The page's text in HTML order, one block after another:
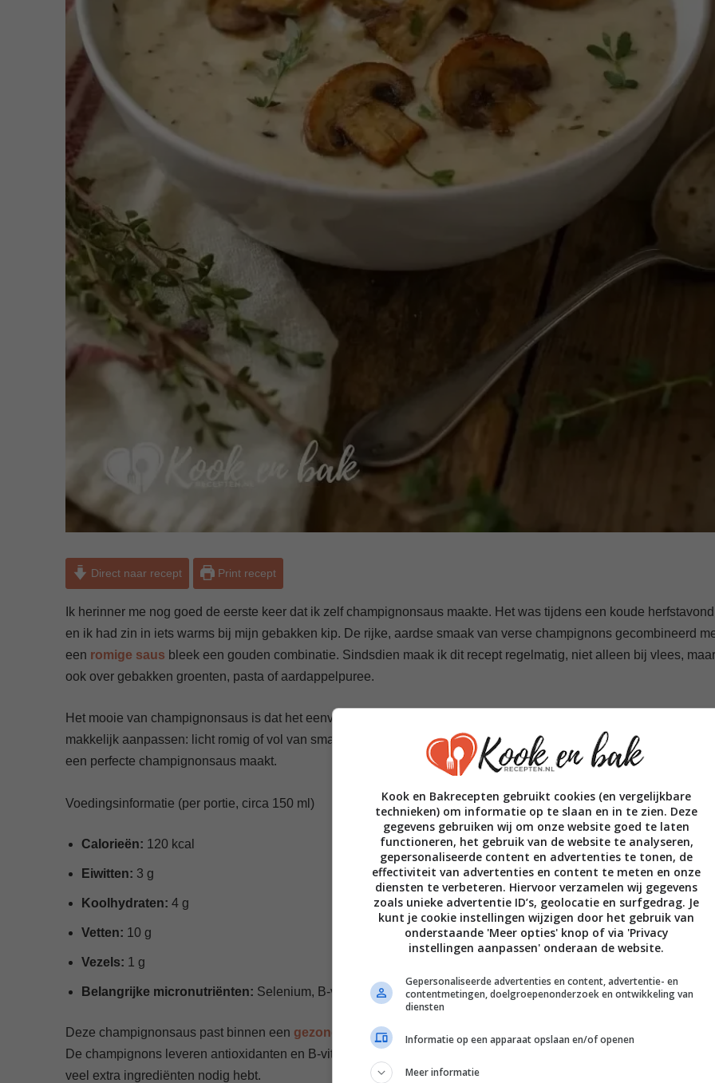
Direct naar recept Print recept
Ik herinner me nog goed de eerste keer dat ik zelf champignonsaus maakte. Het was tijdens een koude
en ik had zin in iets warms bij mijn gebakken kip. De rijke, aardse smaak van verse champignons gecombineerd
een romige saus bleek een gouden combinatie. Sindsdien maak ik dit recept regelmatig, niet alleen bij vlees, maar
ook over gebakken groenten, pasta of aardappelpuree.
Het mooie van champignonsaus is dat het eenvoudig is, snel klaar en altijd indruk maakt. Bovendien kun je het
makkelijk aanpassen: licht romig of vol van smaak, met of zonder room. In dit recept laat ik zien hoe je in 20
een perfecte champignonsaus maakt.
Voedingsinformatie (per portie, circa 150 ml)
Calorieën: 120 kcal
Eiwitten: 3 g
Koolhydraten: 4 g
Vetten: 10 g
Vezels: 1 g
Belangrijke micronutriënten: Selenium, B-vitamines, vitamine D
Deze champignonsaus past binnen een gezond dieetals smaakmaker bij mager vlees, groenten of volkoren
De champignons leveren antioxidanten en B-vitamines, terwijl de room zorgt voor een romige textuur zonder dat je
veel extra ingrediënten nodig hebt.
Kook en Bakrecepten gebruikt cookies (en vergelijkbare
technieken) om informatie op te slaan en in te zien. Deze
gegevens gebruiken wij om onze website goed te laten
functioneren, het gebruik van de website te analyseren,
gepersonaliseerde content en advertenties te tonen, de
effectiviteit van advertenties en content te meten en onze
diensten te verbeteren. Hiervoor verzamelen wij gegevens
zoals unieke advertentie ID’s, geolocatie en surfgedrag. Je
kunt je cookie instellingen wijzigen door het gebruik van
onderstaande 'Meer opties' knop of via 'Privacy
instellingen aanpassen' onderaan de website.
Gepersonaliseerde advertenties en content, advertentie- en
contentmetingen, doelgroepenonderzoek en ontwikkeling van
diensten
Informatie op een apparaat opslaan en/of openen
Meer informatie